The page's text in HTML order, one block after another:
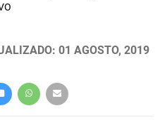
01 AGOSTO, 2019